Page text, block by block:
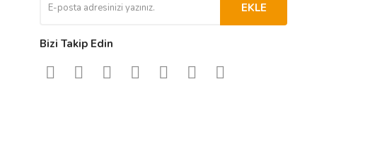
EKLE
Bizi Takip Edin